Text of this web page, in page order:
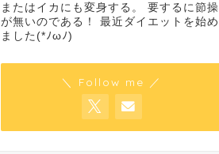
またはイカにも変身する。 要するに節操
が無いのである！ 最近ダイエットを始め
ました(*ﾉωﾉ)
＼ Follow me ／